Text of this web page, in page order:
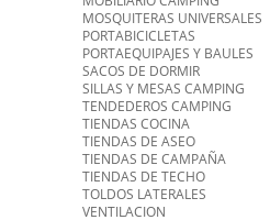
MOSQUITERAS UNIVERSALES
PORTABICICLETAS
PORTAEQUIPAJES Y BAULES
SACOS DE DORMIR
SILLAS Y MESAS CAMPING
TENDEDEROS CAMPING
TIENDAS COCINA
TIENDAS DE ASEO
TIENDAS DE CAMPAÑA
TIENDAS DE TECHO
TOLDOS LATERALES
VENTILACION